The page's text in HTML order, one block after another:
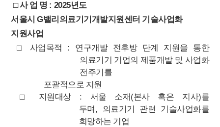
□사 업 명 : 2025년도
서울시 G밸리의료기기개발지원센터 기술사업화
지원사업
□ 사업목적 : 연구개발 전후방 단계 지원을 통한
의료기기 기업의 제품개발 및 사업화
전주기를
포괄적으로 지원
□ 지원대상 : 서울 소재(본사 혹은 지사)를
두며 , 의료기기 관련 기술사업화를
희망하는 기업